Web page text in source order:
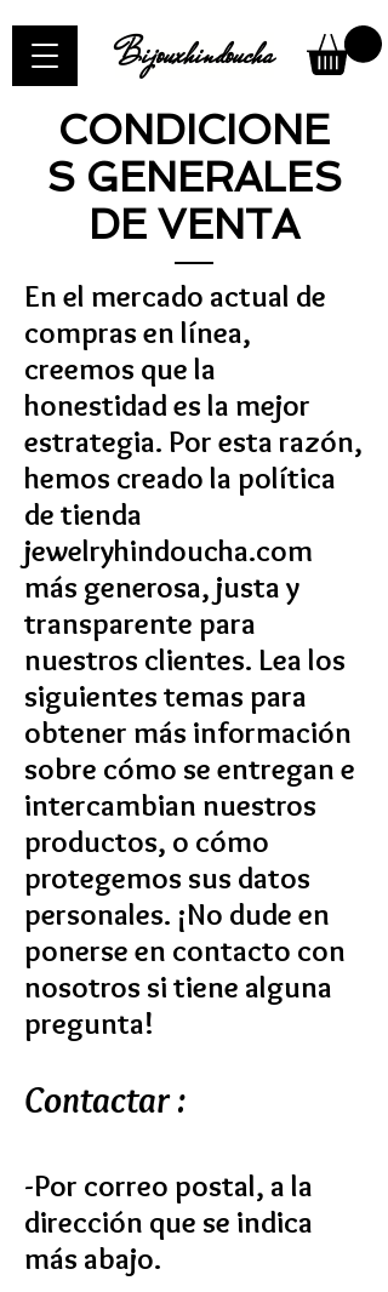
Bijouxhindoucha
CONDICIONE
S GENERALES
DE VENTA
En el mercado actual de
compras en línea,
creemos que la
honestidad es la mejor
estrategia. Por esta razón,
hemos creado la política
de tienda
jewelryhindoucha.com
más generosa, justa y
transparente para
nuestros clientes. Lea los
siguientes temas para
obtener más información
sobre cómo se entregan e
intercambian nuestros
productos, o cómo
protegemos sus datos
personales. ¡No dude en
ponerse en contacto con
nosotros si tiene alguna
pregunta!
Contactar :
-Por correo postal, a la
dirección que se indica
más abajo.